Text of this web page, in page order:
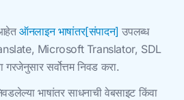
ऑनलाइन भाषांतर[संपादन] उपलब्ध
Microsoft Translator, SDL
सर्वोत्तम निवड करा.
भाषांतर साधनाची वेबसाइट किंवा